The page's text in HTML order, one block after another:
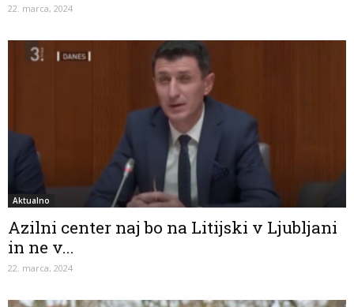
22. marca, 2024
Aktualno
Azilni center naj bo na Litijski v Ljubljani
in ne v...
22. marca, 2024